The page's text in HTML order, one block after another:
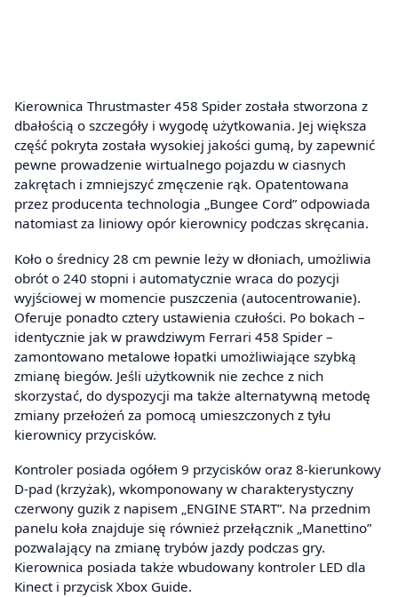
Kierownica Thrustmaster 458 Spider została stworzona z
dbałością o szczegóły i wygodę użytkowania. Jej większa
część pokryta została wysokiej jakości gumą, by zapewnić
pewne prowadzenie wirtualnego pojazdu w ciasnych
zakrętach i zmniejszyć zmęczenie rąk. Opatentowana
przez producenta technologia „Bungee Cord” odpowiada
natomiast za liniowy opór kierownicy podczas skręcania.
Koło o średnicy 28 cm pewnie leży w dłoniach, umożliwia
obrót o 240 stopni i automatycznie wraca do pozycji
wyjściowej w momencie puszczenia (autocentrowanie).
Oferuje ponadto cztery ustawienia czułości. Po bokach –
identycznie jak w prawdziwym Ferrari 458 Spider –
zamontowano metalowe łopatki umożliwiające szybką
zmianę biegów. Jeśli użytkownik nie zechce z nich
skorzystać, do dyspozycji ma także alternatywną metodę
zmiany przełożeń za pomocą umieszczonych z tyłu
kierownicy przycisków.
Kontroler posiada ogółem 9 przycisków oraz 8-kierunkowy
D-pad (krzyżak), wkomponowany w charakterystyczny
czerwony guzik z napisem „ENGINE START”. Na przednim
panelu koła znajduje się również przełącznik „Manettino”
pozwalający na zmianę trybów jazdy podczas gry.
Kierownica posiada także wbudowany kontroler LED dla
Kinect i przycisk Xbox Guide.